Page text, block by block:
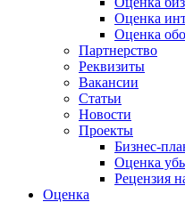
Оценка
Оценка
Партнерство
Реквизиты
Вакансии
Статьи
Новости
Проекты
Бизнес-
Оценка
Рецензия
Оценка